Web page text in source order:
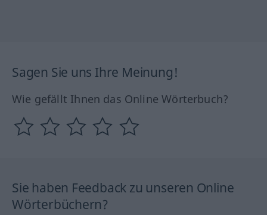
Sagen Sie uns Ihre Meinung!
Wie gefällt Ihnen das Online Wörterbuch?
Sie haben Feedback zu unseren Online
Wörterbüchern?